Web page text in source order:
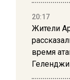
20:17
Жители
время